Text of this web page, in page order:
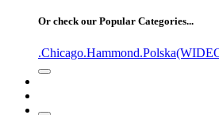
Or check our Popular Categories...
.Chicago.Hammond.Polska